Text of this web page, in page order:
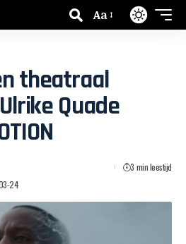
Aa
theatraal
Quade
24
3 min leestijd